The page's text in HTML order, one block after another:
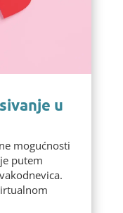
u
mogućnosti
putem